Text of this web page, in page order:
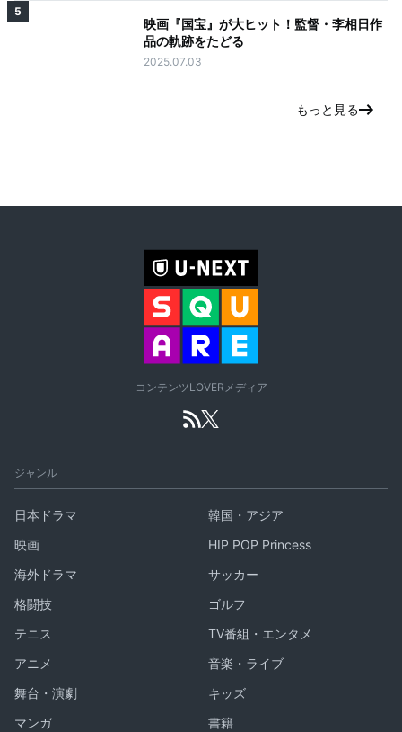
5
映画『国宝』が大ヒット！監督・李相日作
品の軌跡をたどる
2025.07.03
もっと見る
コンテンツLOVERメディア
ジャンル
日本ドラマ
韓国・アジア
映画
HIP POP Princess
海外ドラマ
サッカー
格闘技
ゴルフ
テニス
TV番組・エンタメ
アニメ
音楽・ライブ
舞台・演劇
キッズ
マンガ
書籍